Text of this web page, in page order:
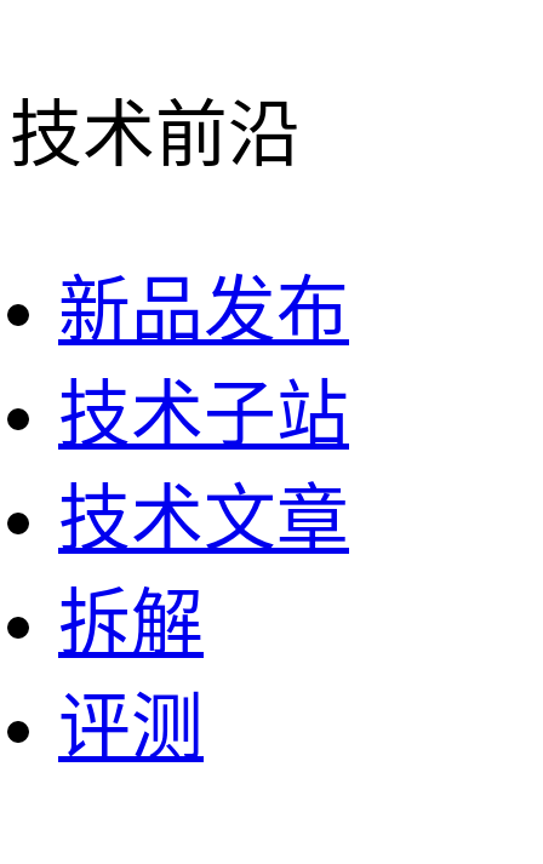
技术前沿
新品发布
技术子站
技术文章
拆解
评测